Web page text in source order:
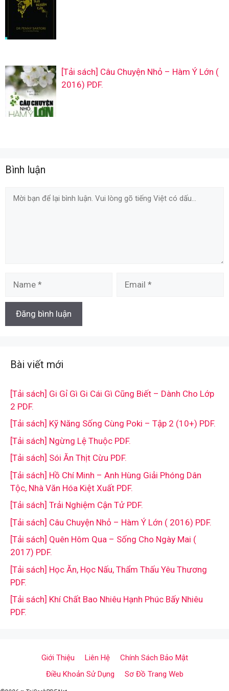
[Tải sách] Câu Chuyện Nhỏ – Hàm Ý Lớn (
2016) PDF.
Bình luận
Comment
Bài viết mới
[Tải sách] Gi Gỉ Gì Gi Cái Gì Cũng Biết – Dành Cho Lớp
2 PDF.
[Tải sách] Kỹ Năng Sống Cùng Poki – Tập 2 (10+) PDF.
[Tải sách] Ngừng Lệ Thuộc PDF.
[Tải sách] Sói Ăn Thịt Cừu PDF.
[Tải sách] Hồ Chí Minh – Anh Hùng Giải Phóng Dân
Tộc, Nhà Văn Hóa Kiệt Xuất PDF.
[Tải sách] Trải Nghiệm Cận Tử PDF.
[Tải sách] Câu Chuyện Nhỏ – Hàm Ý Lớn ( 2016) PDF.
[Tải sách] Quên Hôm Qua – Sống Cho Ngày Mai (
2017) PDF.
[Tải sách] Học Ăn, Học Nấu, Thẩm Thấu Yêu Thương
PDF.
[Tải sách] Khí Chất Bao Nhiêu Hạnh Phúc Bấy Nhiêu
PDF.
Giới Thiệu Liên Hệ
Chính Sách Bảo Mật
Điều Khoản Sử Dụng
Sơ Đồ Trang Web